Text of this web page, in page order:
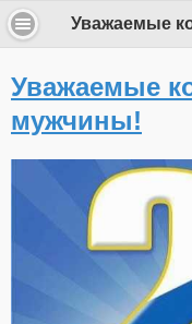
Уважаемые
Уважаемые
мужчины!